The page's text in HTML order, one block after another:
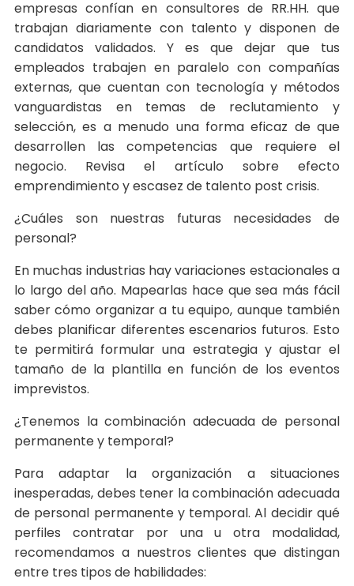
empresas confían en consultores de RR.HH. que
trabajan diariamente con talento y disponen de
candidatos validados. Y es que dejar que tus
empleados trabajen en paralelo con compañías
externas, que cuentan con tecnología y métodos
vanguardistas en temas de reclutamiento y
selección, es a menudo una forma eficaz de que
desarrollen las competencias que requiere el
negocio. Revisa el artículo sobre efecto
emprendimiento y escasez de talento post crisis.
¿Cuáles son nuestras futuras necesidades de
personal?
En muchas industrias hay variaciones estacionales a
lo largo del año. Mapearlas hace que sea más fácil
saber cómo organizar a tu equipo, aunque también
debes planificar diferentes escenarios futuros. Esto
te permitirá formular una estrategia y ajustar el
tamaño de la plantilla en función de los eventos
imprevistos.
¿Tenemos la combinación adecuada de personal
permanente y temporal?
Para adaptar la organización a situaciones
inesperadas, debes tener la combinación adecuada
de personal permanente y temporal. Al decidir qué
perfiles contratar por una u otra modalidad,
recomendamos a nuestros clientes que distingan
entre tres tipos de habilidades: